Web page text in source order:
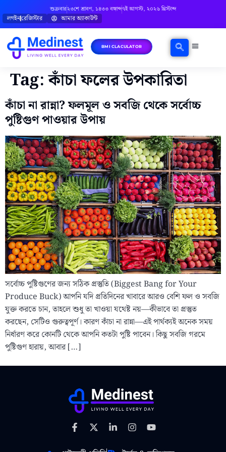
শুক্রবার২৩শে শ্রাবণ, ১৪৩৩ বঙ্গাব্দ৭ই আগস্ট, ২০২৬ খ্রিস্টাব্দ
লগইনরেজিস্টার আমার অ্যাকাউন্ট
BMI CLACULATOR
Tag:কাঁচা ফলের উপকারিতা
কাঁচা না রান্না? ফলমূল ও সবজি থেকে সর্বোচ্চ
পুষ্টিগুণ পাওয়ার উপায়
সর্বোচ্চ পুষ্টিগুণের জন্য সঠিক প্রস্তুতি (Biggest Bang for Your
Produce Buck) আপনি যদি প্রতিদিনের খাবারে আরও বেশি ফল ও সবজি
যুক্ত করতে চান, তাহলে শুধু তা খাওয়া যথেষ্ট নয়—কীভাবে তা প্রস্তুত
করছেন, সেটিও গুরুত্বপূর্ণ। কারণ কাঁচা না রান্না—এই পার্থক্যই অনেক সময়
নির্ধারণ করে কোনটি থেকে আপনি কতটা পুষ্টি পাবেন। কিছু সবজি গরমে
পুষ্টিগুণ হারায়, আবার […]